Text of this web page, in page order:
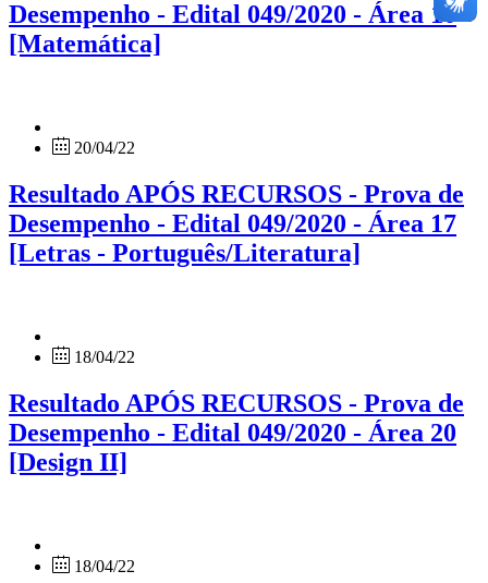
Desempenho - Edital 049/2020 - Área 10
[Matemática]
20/04/22
Resultado APÓS RECURSOS - Prova de
Desempenho - Edital 049/2020 - Área 17
[Letras - Português/Literatura]
18/04/22
Resultado APÓS RECURSOS - Prova de
Desempenho - Edital 049/2020 - Área 20
[Design II]
18/04/22